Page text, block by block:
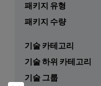
패키지 유형
패키지 수량
기술 카테고리
기술 하위 카테고리
기술 그룹